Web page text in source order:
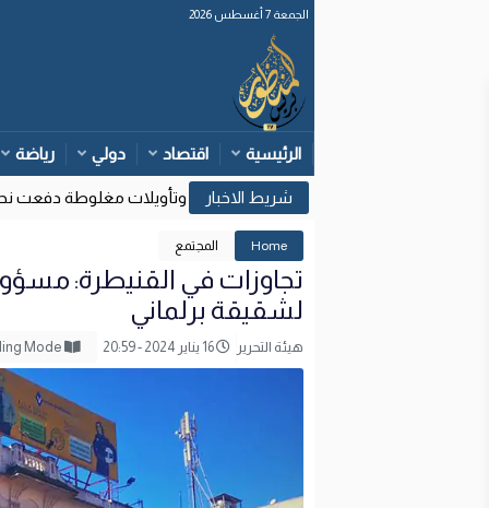
الجمعة 7 أغسطس 2026
الرئيسية اقتصاد دولي رياضة
وزارة الداخلية: قرارات قضائية إسبانية وتأويلات مغلوطة دفعت نحو
Home المجتمع
تجاوزات في القنيطرة:
لشقيقة برلماني
هيئة التحرير